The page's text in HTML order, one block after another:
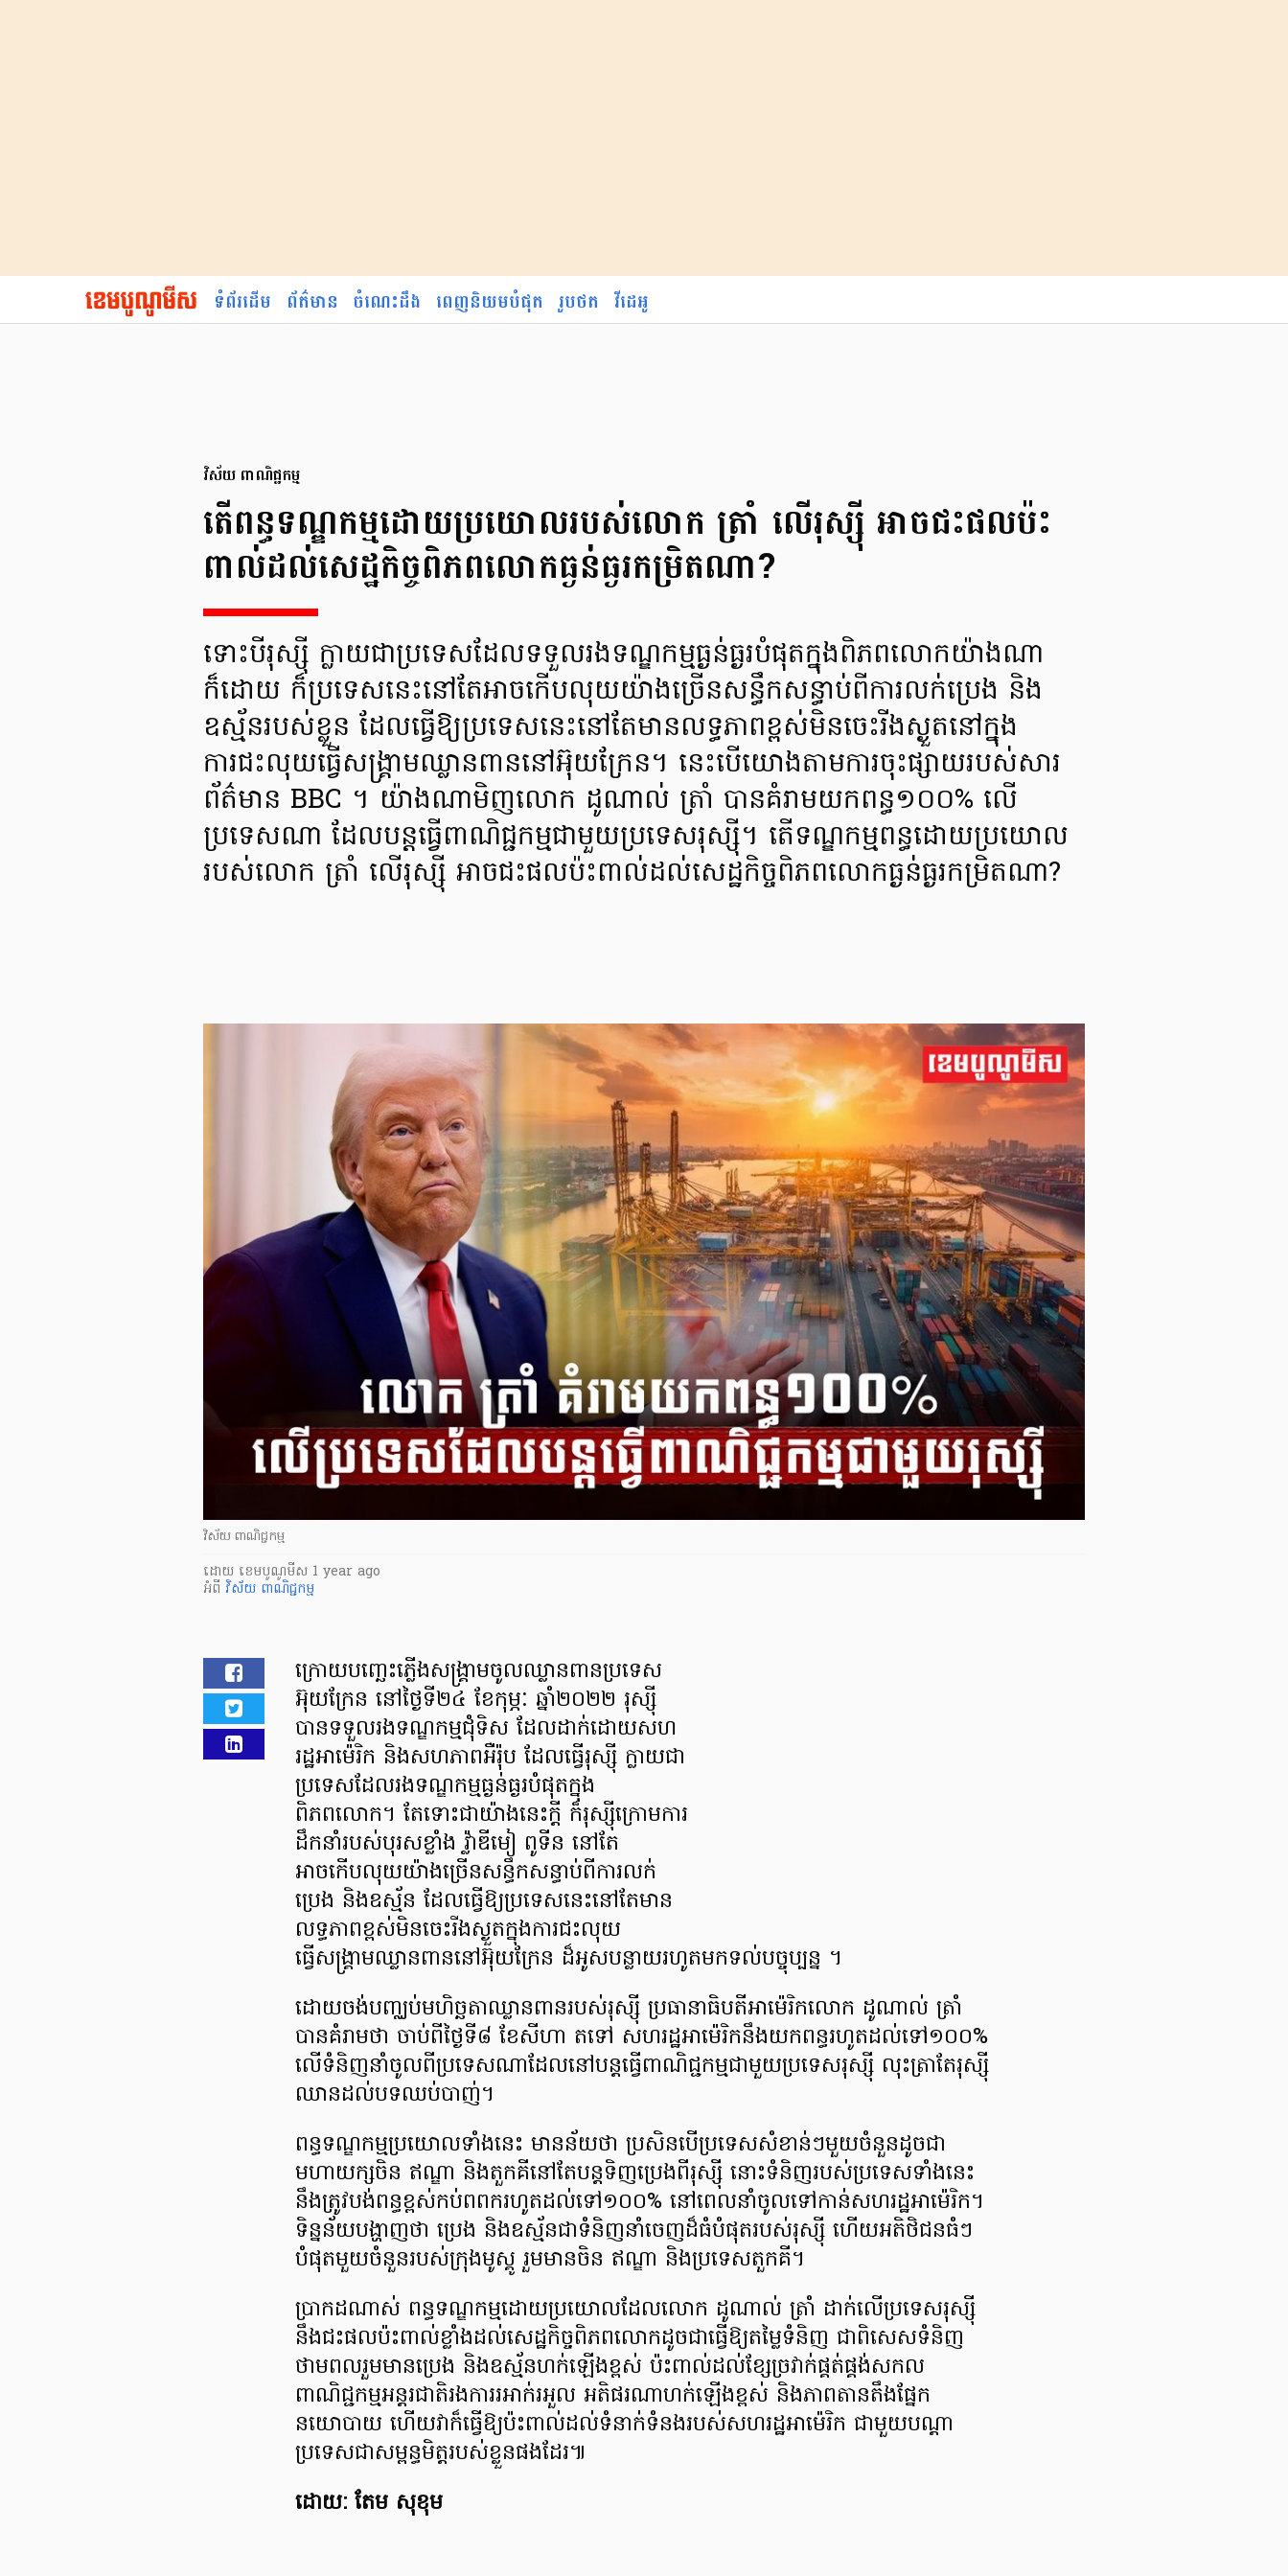
ទំព័រដើម ព័ត៌មាន ចំណេះដឹង ពេញនិយមបំផុត រូបថត វីដេអូ
វិស័យ ពាណិជ្ជកម្ម
តើពន្ធទណ្ឌកម្មដោយប្រយោលរបស់លោក ត្រាំ លើរុស្ស៊ី អាចជះផលប៉ះ
ពាល់ដល់សេដ្ឋកិច្ចពិភពលោកធ្ងន់ធ្ងរកម្រិតណា?
ទោះបីរុស្ស៊ី ក្លាយជាប្រទេសដែលទទួលរងទណ្ឌកម្មធ្ងន់ធ្ងរបំផុតក្នុងពិភពលោកយ៉ាងណា
ក៏ដោយ ក៏ប្រទេសនេះនៅតែអាចកើបលុយយ៉ាងច្រើនសន្ធឹកសន្ធាប់ពីការលក់ប្រេង និង
ឧស្ម័នរបស់ខ្លួន ដែលធ្វើឱ្យប្រទេសនេះនៅតែមានលទ្ធភាពខ្ពស់មិនចេះរីងស្ងួតនៅក្នុង
ការជះលុយធ្វើសង្គ្រាមឈ្លានពាននៅអ៊ុយក្រែន។ នេះបើយោងតាមការចុះផ្សាយរបស់សារ
ព័ត៌មាន BBC ។ យ៉ាងណាមិញលោក ដូណាល់ ត្រាំ បានគំរាមយកពន្ធ១០០% លើ
ប្រទេសណា ដែលបន្តធ្វើពាណិជ្ជកម្មជាមួយប្រទេសរុស្ស៊ី។ តើទណ្ឌកម្មពន្ធដោយប្រយោល
របស់លោក ត្រាំ លើរុស្ស៊ី អាចជះផលប៉ះពាល់ដល់សេដ្ឋកិច្ចពិភពលោកធ្ងន់ធ្ងរកម្រិតណា?
វិស័យ ពាណិជ្ជកម្ម
ដោយ ​ ខេមបូណូមីស 1 year ago
អំពី វិស័យ ពាណិជ្ជកម្ម
ក្រោយបញ្ឆេះភ្លើងសង្គ្រាមចូលឈ្លានពានប្រទេស
អ៊ុយក្រែន នៅថ្ងៃទី២៤ ខែកុម្ភៈ ឆ្នាំ២០២២ រុស្ស៊ី
បានទទួលរងទណ្ឌកម្មជុំទិស ដែលដាក់ដោយសហ
រដ្ឋអាម៉េរិក និងសហភាពអឺរ៉ុប ដែលធ្វើរុស្ស៊ី ក្លាយជា
ប្រទេសដែលរងទណ្ឌកម្មធ្ងន់ធ្ងរបំផុតក្នុង
ពិភពលោក។ តែទោះជាយ៉ាងនេះក្តី ក៏រុស្ស៊ីក្រោមការ
ដឹកនាំរបស់បុរសខ្លាំង វ៉្លាឌីមៀ ពូទីន នៅតែ
អាចកើបលុយយ៉ាងច្រើនសន្ធឹកសន្ធាប់ពីការលក់
ប្រេង និងឧស្ម័ន ដែលធ្វើឱ្យប្រទេសនេះនៅតែមាន
លទ្ធភាពខ្ពស់មិនចេះរីងស្ងួតក្នុងការជះលុយ
ធ្វើសង្គ្រាមឈ្លានពាននៅអ៊ុយក្រែន ដ៏អូសបន្លាយរហូតមកទល់បច្ចុប្បន្ន ។
ដោយចង់បញ្ឈប់មហិច្ឆតាឈ្លានពានរបស់រុស្ស៊ី ប្រធានាធិបតីអាម៉េរិកលោក ដូណាល់ ត្រាំ
បានគំរាមថា ចាប់ពីថ្ងៃទី៨ ខែសីហា តទៅ សហរដ្ឋអាម៉េរិកនឹងយកពន្ធរហូតដល់ទៅ១០០%
លើទំនិញនាំចូលពីប្រទេសណាដែលនៅបន្តធ្វើពាណិជ្ជកម្មជាមួយប្រទេសរុស្ស៊ី លុះត្រាតែរុស្ស៊ី
ឈានដល់បទឈប់បាញ់។
ពន្ធទណ្ឌកម្មប្រយោលទាំងនេះ មានន័យថា ប្រសិនបើប្រទេសសំខាន់ៗមួយចំនួនដូចជា
មហាយក្សចិន ឥណ្ឌា និងតួកគីនៅតែបន្តទិញប្រេងពីរុស្ស៊ី នោះទំនិញរបស់ប្រទេសទាំងនេះ
នឹងត្រូវបង់ពន្ធខ្ពស់កប់ពពករហូតដល់ទៅ១០០% នៅពេលនាំចូលទៅកាន់សហរដ្ឋអាម៉េរិក។
ទិន្នន័យបង្ហាញថា ប្រេង និងឧស្ម័នជាទំនិញនាំចេញដ៏ធំបំផុតរបស់រុស្ស៊ី ហើយអតិថិជនធំៗ
បំផុតមួយចំនួនរបស់ក្រុងមូស្គូ រួមមានចិន ឥណ្ឌា និងប្រទេសតួកគី។
ប្រាកដណាស់ ពន្ធទណ្ឌកម្មដោយប្រយោលដែលលោក ដូណាល់ ត្រាំ ដាក់លើប្រទេសរុស្ស៊ី
នឹងជះផលប៉ះពាល់ខ្លាំងដល់សេដ្ឋកិច្ចពិភពលោកដូចជាធ្វើឱ្យតម្លៃទំនិញ ជាពិសេសទំនិញ
ថាមពលរួមមានប្រេង និងឧស្ម័នហក់ឡើងខ្ពស់ ប៉ះពាល់ដល់ខ្សែច្រវាក់ផ្គត់ផ្គង់សកល
ពាណិជ្ជកម្មអន្តរជាតិរងការរអាក់រអួល អតិផរណាហក់ឡើងខ្ពស់ និងភាពតានតឹងផ្នែក
នយោបាយ ហើយវាក៏ធ្វើឱ្យប៉ះពាល់ដល់ទំនាក់ទំនងរបស់សហរដ្ឋអាម៉េរិក ជាមួយបណ្ដា
ប្រទេសជាសម្ពន្ធមិត្តរបស់ខ្លួនផងដែរ៕
ដោយ: តែម សុខុម